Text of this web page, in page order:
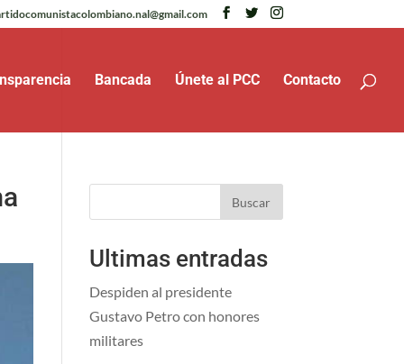
Bancada Únete al PCC Contacto
Buscar
Ultimas entradas
Despiden al presidente
Gustavo Petro con honores
militares